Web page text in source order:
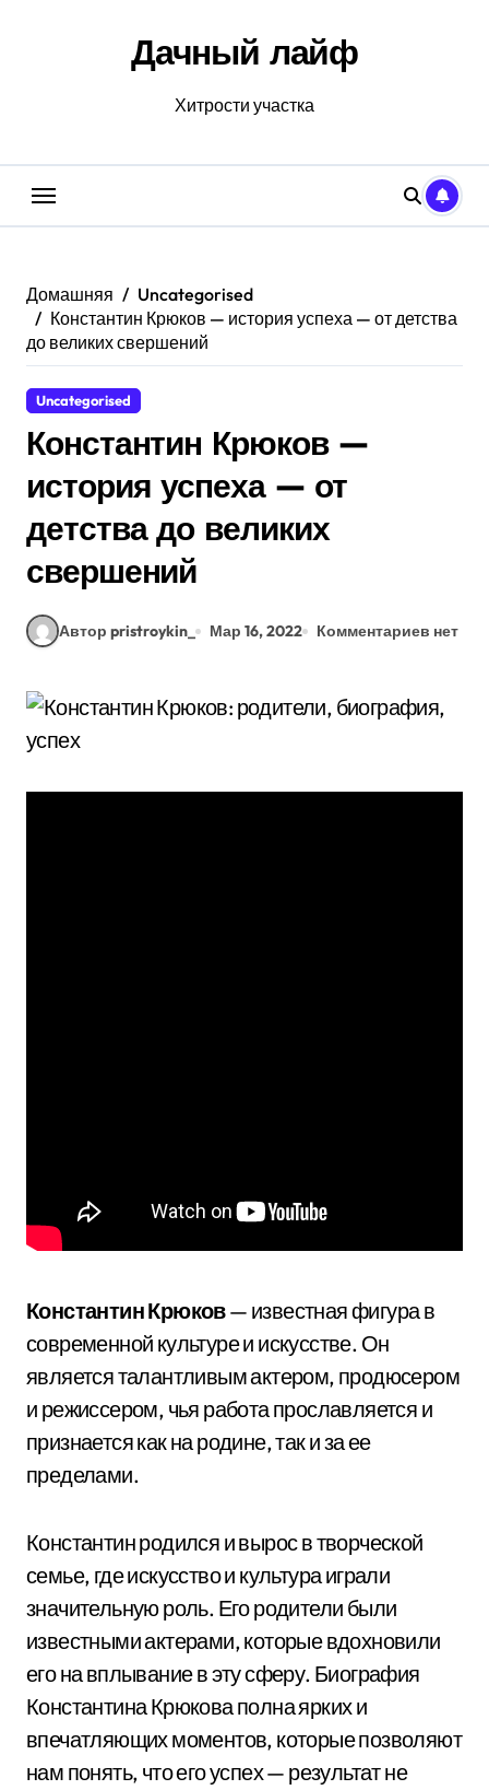
Дачный лайф
Хитрости участка
Домашняя
Uncategorised
Константин Крюков — история успеха — от детства
до великих свершений
Uncategorised
Константин Крюков —
история успеха — от
детства до великих
свершений
Автор pristroykin_ Мар 16, 2022 Комментариев нет
Константин Крюков— известная фигура в
современной культуре и искусстве. Он
является талантливым актером, продюсером
и режиссером, чья работа прославляется и
признается как на родине, так и за ее
пределами.
Константин родился и вырос в творческой
семье, где искусство и культура играли
значительную роль. Его родители были
известными актерами, которые вдохновили
его на вплывание в эту сферу. Биография
Константина Крюкова полна ярких и
впечатляющих моментов, которые позволяют
нам понять, что его успех — результат не